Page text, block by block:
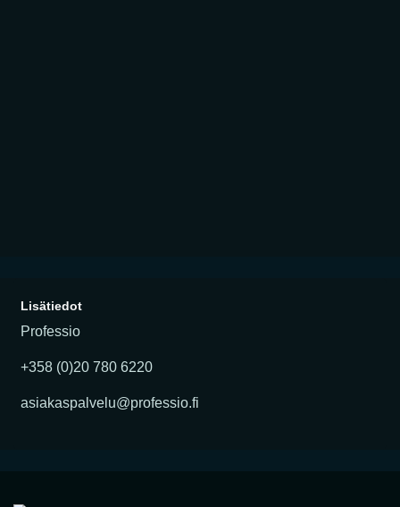
Lisätiedot
Professio
+358 (0)20 780 6220
asiakaspalvelu@professio.fi